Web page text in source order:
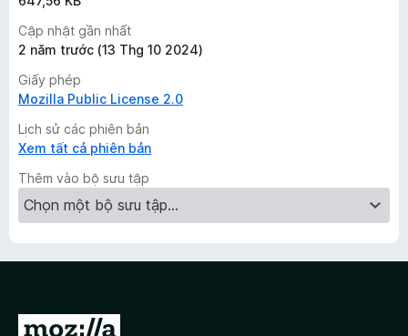
Cập nhật gần nhất
2 năm trước (13 Thg 10 2024)
Giấy phép
Mozilla Public License 2.0
Lịch sử các phiên bản
Xem tất cả phiên bản
Thêm vào bộ sưu tập
Đ